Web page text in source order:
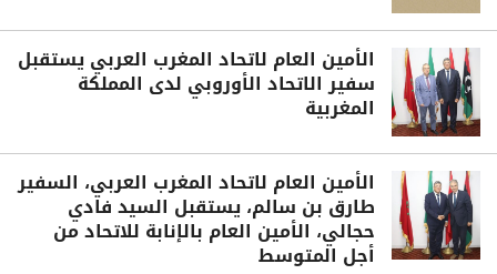
الأمين العام لاتحاد المغرب العربي يستقبل
سفير الاتحاد الأوروبي لدى المملكة
المغربية
الأمين العام لاتحاد المغرب العربي، السفير
طارق بن سالم، يستقبل السيد فادي
حجالي، الأمين العام بالإنابة للاتحاد من
أجل المتوسط